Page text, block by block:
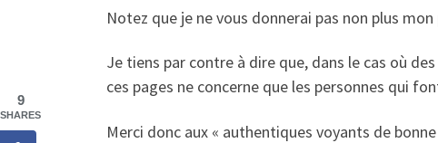
Notez que je ne vous donnerai pas non plus
Je tiens par contre à dire que, dans le cas où
ces pages ne concerne que les personnes qui
Merci donc aux « authentiques voyants de
9
SHARES